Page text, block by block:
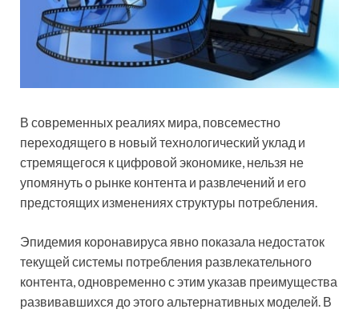
В современных реалиях мира, повсеместно
переходящего в новый технологический уклад и
стремящегося к цифровой экономике, нельзя не
упомянуть о рынке контента и развлечений и его
предстоящих изменениях структуры потребления.
Эпидемия коронавируса явно показала недостаток
текущей системы потребления развлекательного
контента, одновременно с этим указав преимущества
развивавшихся до этого альтернативных моделей. В